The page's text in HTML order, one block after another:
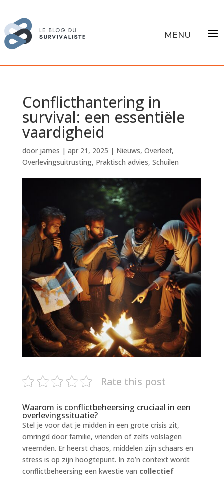
Conflicthantering in
survival: een essentiële
vaardigheid
door james | apr 21, 2025 | Nieuws, Overleef,
Overlevingsuitrusting, Praktisch advies, Schuilen
Rate this post
Waarom is conflictbeheersing cruciaal in een
overlevingssituatie?
Stel je voor dat je midden in een grote crisis zit,
omringd door familie, vrienden of zelfs volslagen
vreemden. Er heerst chaos, middelen zijn schaars en
stress is op zijn hoogtepunt. In zo’n context wordt
conflictbeheersing een kwestie van collectief